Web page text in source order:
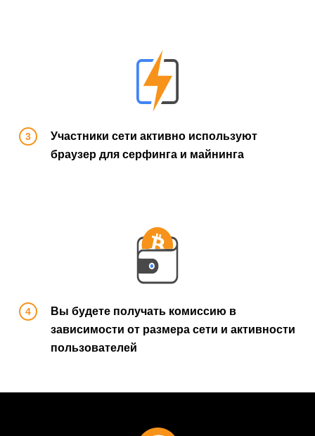
Участники сети активно используют
браузер для серфинга и майнинга
Вы будете получать комиссию в
зависимости от размера сети и активности
пользователей